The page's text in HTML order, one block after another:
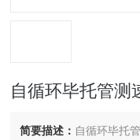
自循环毕托管测
简要描述： 自循环毕托